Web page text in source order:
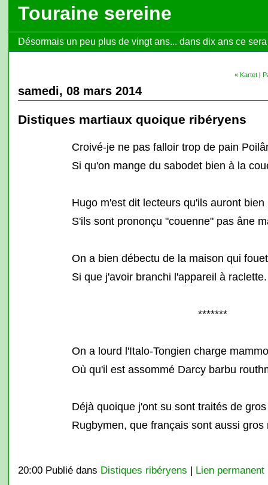
Touraine sereine
Désormais un peu plus de vingt ans... dans dix ans ce
« Kartet|
samedi, 08 mars 2014
Distiques martiaux quoique ribéryens
Croivé-je ne pas falloir trop de pain
Si qu'on mange du sabodet bien à la
Hugo m'est dit lecteurs qu'ils auront bien
S'ils sont prononçu "couenne" pas âne
On a bien débectu de la maison qui
Si que j'avoir branchi l'appareil à raclette.
*******
On a lourd l'Italo-Tongien charge
Où qu'il est assommé Darcy barbu
Déjà quoique j'ont su sont traités de
Rugbymen, que français sont aussi gros
20:00 Publié dans Distiques ribéryens | Lien permanent